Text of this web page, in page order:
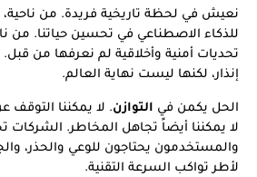
نعيش في لحظة تاريخية فريدة. من ناحية،
للذكاء الاصطناعي في تحسين حياتنا. من
تحديات أمنية وأخلاقية لم نعرفها من قبل.
إنذار، لكنها ليست نهاية العالم.
الحل يكمن في التوازن. لا يمكننا التوقف
لا يمكننا أيضاً تجاهل المخاطر. الشركات
والمستخدمون يحتاجون للوعي والحذر،
لأطر تواكب السرعة التقنية.